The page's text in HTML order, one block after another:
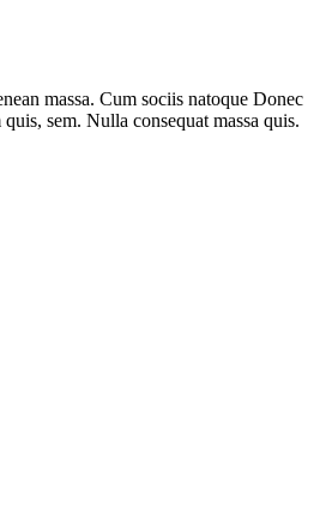
massa. Cum sociis natoque Donec
sem. Nulla consequat massa quis.